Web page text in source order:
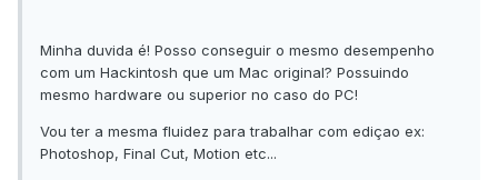
Minha duvida é! Posso conseguir o mesmo desempenho
com um Hackintosh que um Mac original? Possuindo
mesmo hardware ou superior no caso do PC!
Vou ter a mesma fluidez para trabalhar com ediçao ex:
Photoshop, Final Cut, Motion etc...